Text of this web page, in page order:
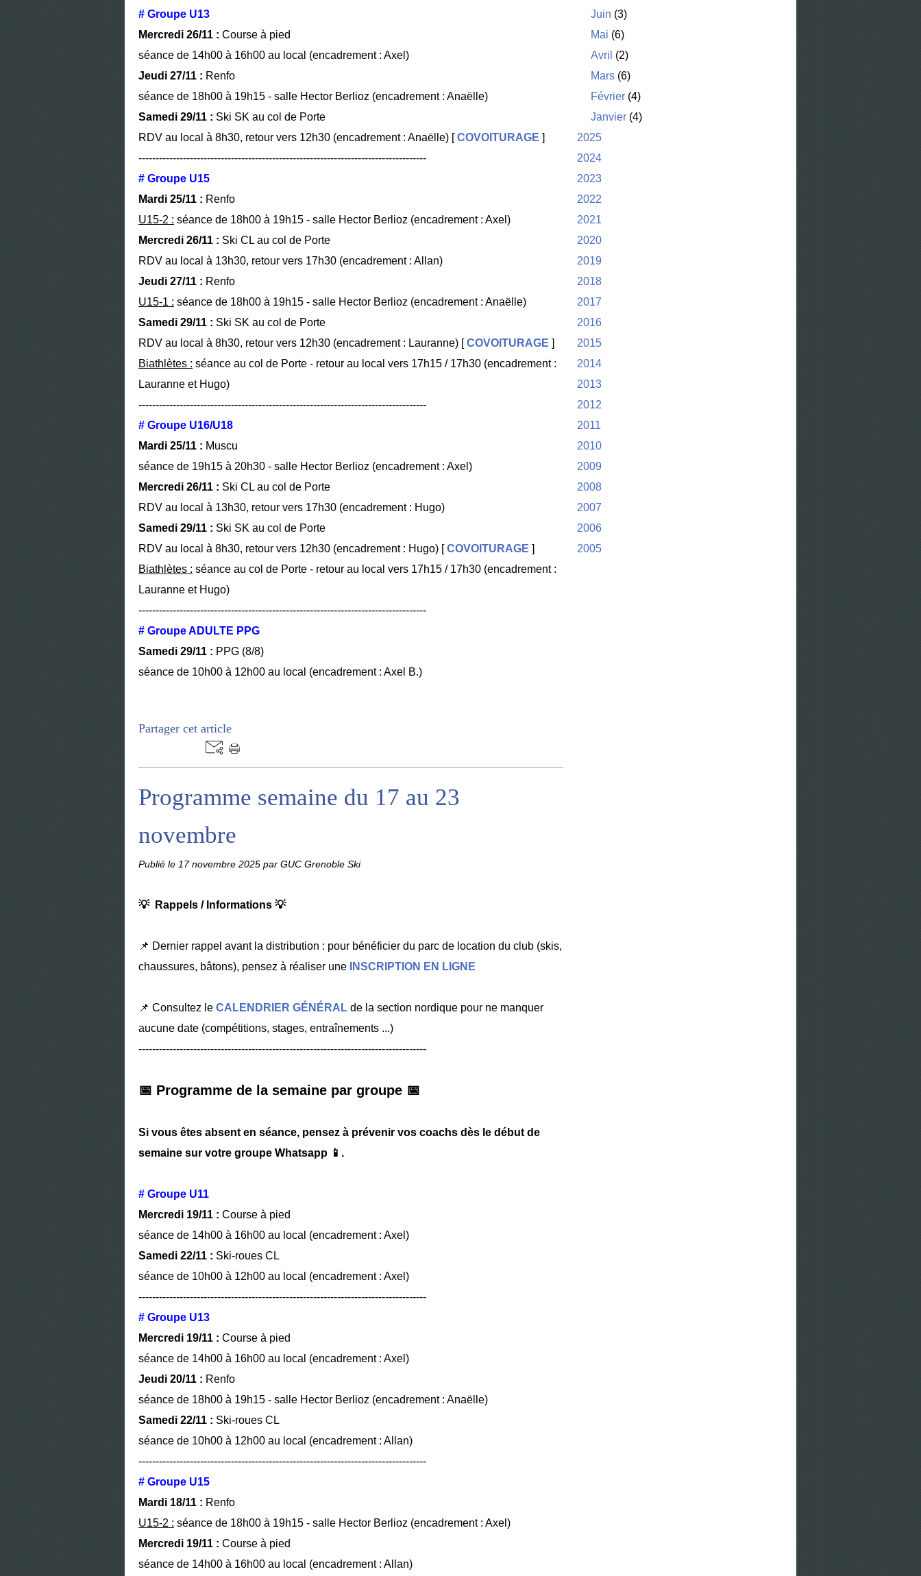
# Groupe U13
Mercredi 26/11 : Course à pied
séance de 14h00 à 16h00 au local (encadrement : Axel)
Jeudi 27/11 : Renfo
séance de 18h00 à 19h15 - salle Hector Berlioz (encadrement : Anaëlle)
Samedi 29/11 : Ski SK au col de Porte
RDV au local à 8h30, retour vers 12h30 (encadrement : Anaëlle) [COVOITURAGE ]
------------------------------------------------------------------------------------
# Groupe U15
Mardi 25/11 : Renfo
U15-2 : séance de 18h00 à 19h15 - salle Hector Berlioz (encadrement : Axel)
Mercredi 26/11 : Ski CL au col de Porte
RDV au local à 13h30, retour vers 17h30 (encadrement : Allan)
Jeudi 27/11 : Renfo
U15-1 : séance de 18h00 à 19h15 - salle Hector Berlioz (encadrement : Anaëlle)
Samedi 29/11 : Ski SK au col de Porte
RDV au local à 8h30, retour vers 12h30 (encadrement : Lauranne) [COVOITURAGE ]
Biathlètes : séance au col de Porte - retour au local vers 17h15 / 17h30 (encadrement :
Lauranne et Hugo)
------------------------------------------------------------------------------------
# Groupe U16/U18
Mardi 25/11 : Muscu
séance de 19h15 à 20h30 - salle Hector Berlioz (encadrement : Axel)
Mercredi 26/11 : Ski CL au col de Porte
RDV au local à 13h30, retour vers 17h30 (encadrement : Hugo)
Samedi 29/11 : Ski SK au col de Porte
RDV au local à 8h30, retour vers 12h30 (encadrement : Hugo) [COVOITURAGE ]​​​​​​​
Biathlètes : séance au col de Porte - retour au local vers 17h15 / 17h30 (encadrement :
Lauranne et Hugo)
------------------------------------------------------------------------------------
# Groupe ADULTE PPG
Samedi 29/11 : PPG (8/8)
séance de 10h00 à 12h00 au local (encadrement : Axel B.)
Partager cet article
Programme semaine du 17 au 23
novembre
Publié le 17 novembre 2025 par GUC Grenoble Ski
💡 Rappels / Informations 💡
📌 Dernier rappel avant la distribution : pour bénéficier du parc de location du club (skis,
chaussures, bâtons), pensez à réaliser une
INSCRIPTION EN LIGNE
📌 Consultez le CALENDRIER GÉNÉRAL de la section nordique pour ne manquer
aucune date (compétitions, stages, entraînements ...)
------------------------------------------------------------------------------------
📅 Programme de la semaine par groupe 📅
Si vous êtes absent en séance, pensez à prévenir vos coachs dès le début de
semaine sur votre groupe Whatsapp 📱.
# Groupe U11
Mercredi 19/11 : Course à pied
séance de 14h00 à 16h00 au local (encadrement : Axel)
Samedi 22/11 : Ski-roues CL
séance de 10h00 à 12h00 au local (encadrement : Axel)
------------------------------------------------------------------------------------
# Groupe U13
Mercredi 19/11 : Course à pied
séance de 14h00 à 16h00 au local (encadrement : Axel)
Jeudi 20/11 : Renfo
séance de 18h00 à 19h15 - salle Hector Berlioz (encadrement : Anaëlle)
Samedi 22/11 : Ski-roues CL
séance de 10h00 à 12h00 au local (encadrement : Allan)
------------------------------------------------------------------------------------
# Groupe U15
Mardi 18/11 : Renfo
U15-2 : séance de 18h00 à 19h15 - salle Hector Berlioz (encadrement : Axel)
Mercredi 19/11 : Course à pied
séance de 14h00 à 16h00 au local (encadrement : Allan)
Juin (3)
Mai (6)
Avril (2)
Mars (6)
Février (4)
Janvier (4)
2025
2024
2023
2022
2021
2020
2019
2018
2017
2016
2015
2014
2013
2012
2011
2010
2009
2008
2007
2006
2005